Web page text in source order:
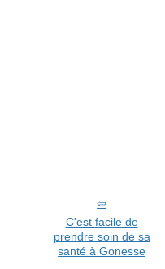
C'est facile de
prendre soin de sa
santé à Gonesse